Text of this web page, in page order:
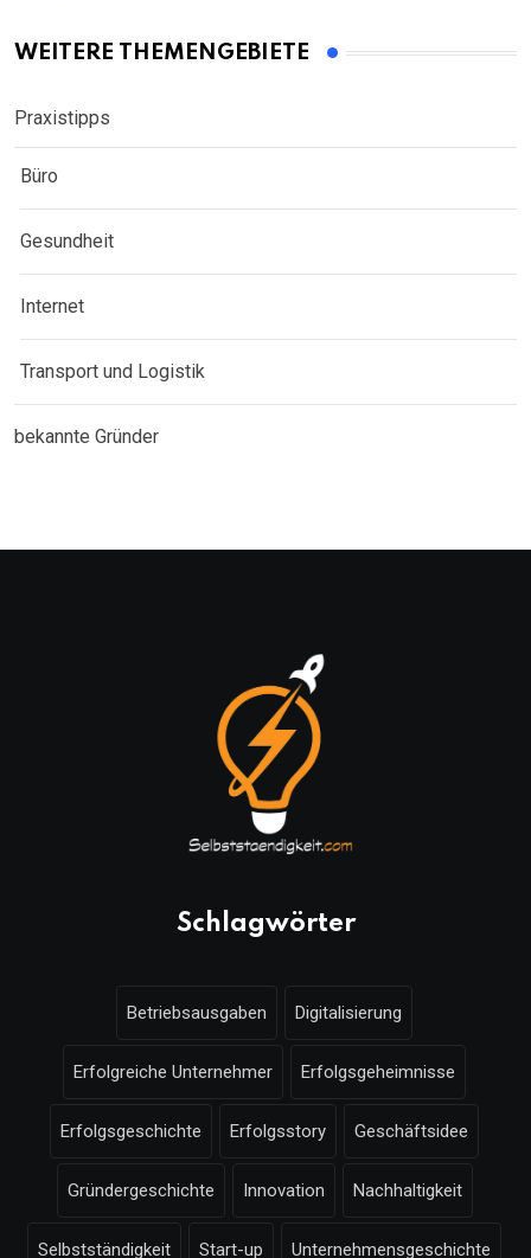
WEITERE THEMENGEBIETE
Praxistipps
Büro
Gesundheit
Internet
Transport und Logistik
bekannte Gründer
Schlagwörter
Betriebsausgaben Digitalisierung
Erfolgreiche Unternehmer Erfolgsgeheimnisse
Erfolgsgeschichte Erfolgsstory Geschäftsidee
Gründergeschichte Innovation Nachhaltigkeit
Selbstständigkeit Start-up Unternehmensgeschichte